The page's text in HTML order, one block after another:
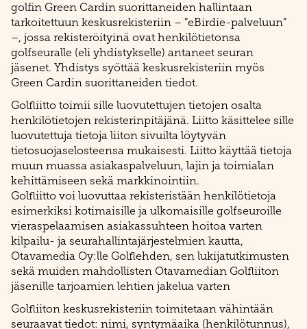
golfin Green Cardin suorittaneiden hallintaan
tarkoitettuun keskusrekisteriin – ”eBirdie-palveluun”
–, jossa rekisteröityinä ovat henkilötietonsa
golfseuralle (eli yhdistykselle) antaneet seuran
jäsenet. Yhdistys syöttää keskusrekisteriin myös
Green Cardin suorittaneiden tiedot.
Golfliitto toimii sille luovutettujen tietojen osalta
henkilötietojen rekisterinpitäjänä. Liitto käsittelee sille
luovutettuja tietoja liiton sivuilta löytyvän
tietosuojaselosteensa mukaisesti. Liitto käyttää tietoja
muun muassa asiakaspalveluun, lajin ja toimialan
kehittämiseen sekä markkinointiin.
Golfliitto voi luovuttaa rekisteristään henkilötietoja
esimerkiksi kotimaisille ja ulkomaisille golfseuroille
vieraspelaamisen asiakassuhteen hoitoa varten
kilpailu- ja seurahallintajärjestelmien kautta,
Otavamedia Oy:lle Golflehden, sen lukijatutkimusten
sekä muiden mahdollisten Otavamedian Golfliiton
jäsenille tarjoamien lehtien jakelua varten
Golfliiton keskusrekisteriin toimitetaan vähintään
seuraavat tiedot: nimi, syntymäaika (henkilötunnus),